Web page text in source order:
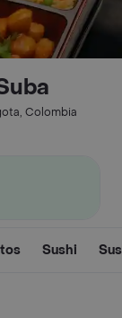
Colombia
Sushi